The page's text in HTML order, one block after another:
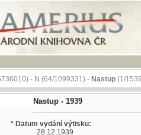
-N(64/1099331) -Nastup(1/1539)
Nastup - 1939
* Datum vydání výtisku:
28.12.1939